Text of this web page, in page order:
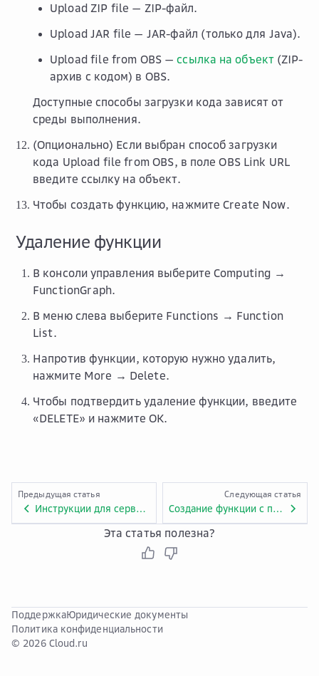
Upload ZIP file — ZIP-файл.
Upload JAR file — JAR-файл (только для Java).
Upload file from OBS —ссылка на объект(ZIP-
архив с кодом) в OBS.
Доступные способы загрузки кода зависят от
среды выполнения.
(Опционально) Если выбран способ загрузки
кода Upload file from OBS, в полеOBS Link URL
введите ссылку на объект.
Чтобы создать функцию, нажмитеCreate Now.
Удаление функции
В консоли управления выберите Computing →
FunctionGraph.
В меню слева выберите Functions → Function
List.
Напротив функции, которую нужно удалить,
нажмите More → Delete.
Чтобы подтвердить удаление функции, введите
«DELETE» и нажмите OK.
Предыдущая статья
Инструкции для сервиса FunctionGraph
Следующая статья
Создание функции с помощью шаблона
Эта статья полезна?
ПоддержкаЮридические документы
Политика конфиденциальности
© 2026 Cloud.ru